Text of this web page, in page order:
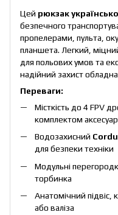
Цей рюкзак
безпечного
пропелерами, пульта,
планшета. Легкий,
для польових умов та
надійний захист
Переваги:
Місткість до 4 FPV
комплектом
Водозахисний
для безпеки техніки
Модульні
торбинка
Анатомічний підвіс,
або валіза